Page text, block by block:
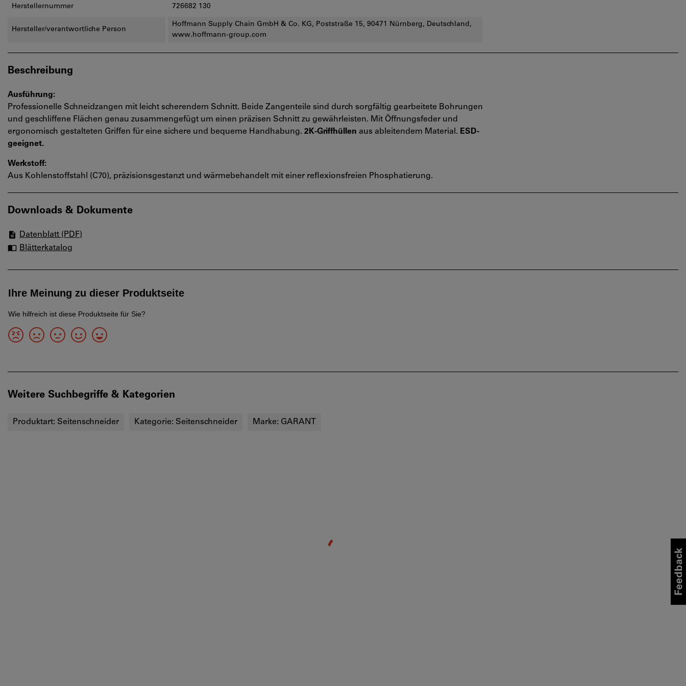
Herstellernummer 726682 130
Hersteller/verantwortliche Person
Hoffmann Supply Chain GmbH & Co. KG, Poststraße 15, 90471 Nürnberg, Deutschland,
www.hoffmann-group.com
Beschreibung
Ausführung:
Professionelle Schneidzangen mit leicht scherendem Schnitt. Beide Zangenteile sind durch sorgfältig gearbeitete Bohrungen
und geschliffene Flächen genau zusammengefügt um einen präzisen Schnitt zu gewährleisten. Mit Öffnungsfeder und
ergonomisch gestalteten Griffen für eine sichere und bequeme Handhabung. 2K-Griffhüllen aus ableitendem Material. ESD-
geeignet.
Werkstoff:
Aus Kohlenstoffstahl (C70), präzisionsgestanzt und wärmebehandelt mit einer reflexionsfreien Phosphatierung.
Downloads & Dokumente
Datenblatt (PDF)
Blätterkatalog
Weitere Suchbegriffe & Kategorien
Produktart: Seitenschneider Kategorie: Seitenschneider Marke: GARANT